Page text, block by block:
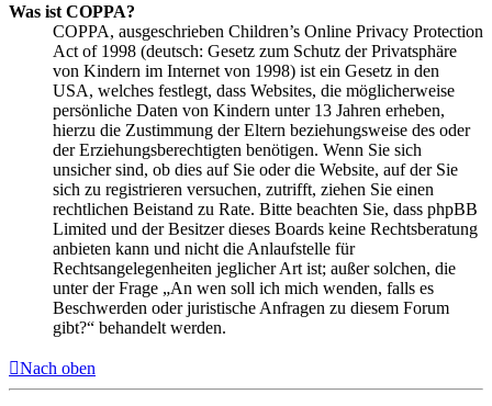
Was ist COPPA?
COPPA, ausgeschrieben Children’s Online Privacy Protection
Act of 1998 (deutsch: Gesetz zum Schutz der Privatsphäre
von Kindern im Internet von 1998) ist ein Gesetz in den
USA, welches festlegt, dass Websites, die möglicherweise
persönliche Daten von Kindern unter 13 Jahren erheben,
hierzu die Zustimmung der Eltern beziehungsweise des oder
der Erziehungsberechtigten benötigen. Wenn Sie sich
unsicher sind, ob dies auf Sie oder die Website, auf der Sie
sich zu registrieren versuchen, zutrifft, ziehen Sie einen
rechtlichen Beistand zu Rate. Bitte beachten Sie, dass phpBB
Limited und der Besitzer dieses Boards keine Rechtsberatung
anbieten kann und nicht die Anlaufstelle für
Rechtsangelegenheiten jeglicher Art ist; außer solchen, die
unter der Frage „An wen soll ich mich wenden, falls es
Beschwerden oder juristische Anfragen zu diesem Forum
gibt?“ behandelt werden.
Nach oben